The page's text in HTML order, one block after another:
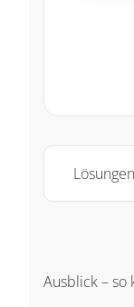
Ausblick – so